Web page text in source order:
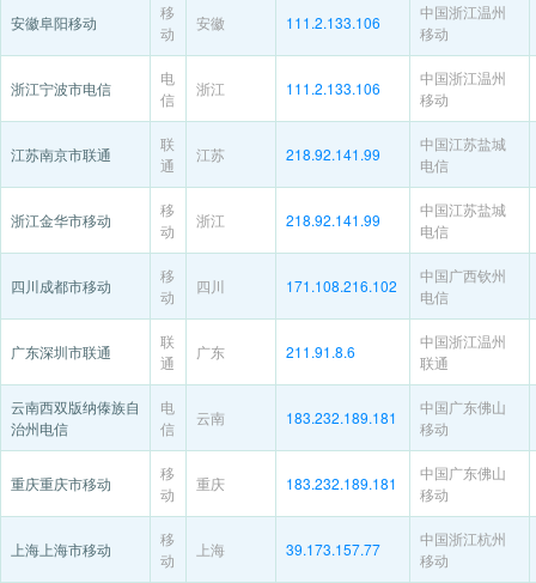
安徽阜阳移动
移
动
安徽 111.2.133.106
中国浙江温州
移动
浙江宁波市电信
电
信
浙江 111.2.133.106
中国浙江温州
移动
江苏南京市联通
联
通
江苏 218.92.141.99
中国江苏盐城
电信
浙江金华市移动
移
动
浙江 218.92.141.99
中国江苏盐城
电信
四川成都市移动
移
动
四川 171.108.216.102
中国广西钦州
电信
广东深圳市联通
联
通
广东 211.91.8.6
中国浙江温州
联通
云南西双版纳傣族自
治州电信
电
信
云南 183.232.189.181
中国广东佛山
移动
重庆重庆市移动
移
动
重庆 183.232.189.181
中国广东佛山
移动
上海上海市移动
移
动
上海 39.173.157.77
中国浙江杭州
移动